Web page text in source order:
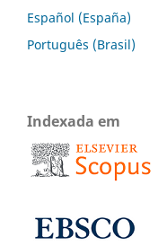
Español (España)
Português (Brasil)
Indexada em